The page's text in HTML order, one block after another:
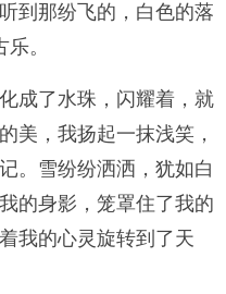
到那纷飞的，白色的落
。
成了水珠，闪耀着，就
美，我扬起一抹浅笑，
。雪纷纷洒洒，犹如白
的身影，笼罩住了我的
我的心灵旋转到了天